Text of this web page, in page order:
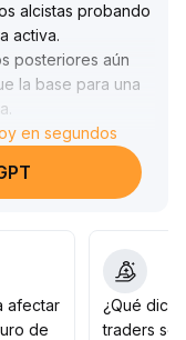
alcistas probando
activa.
posteriores aún
la base para una
atención al
XX
XX
en el
a mediano o largo
a que el
en segundos
afectar
de
¿Qué
traders